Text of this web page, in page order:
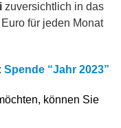
zuversichtlich in das
für jeden Monat
Spende “Jahr 2023”
können Sie